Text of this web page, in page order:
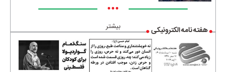
•••
بیشتر هفته نامه الکترونیکی